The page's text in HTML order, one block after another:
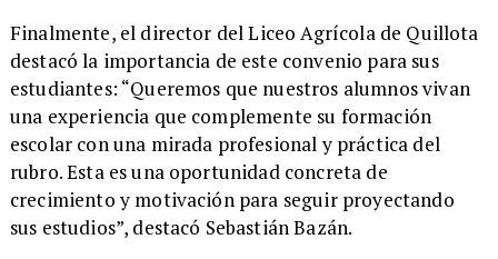
​Finalmente, el director del Liceo Agrícola de Quillota
destacó la importancia de este convenio para sus
estudiantes: “Queremos que nuestros alumnos vivan
una experiencia que complemente su formación
escolar con una mirada profesional y práctica del
rubro. Esta es una oportunidad concreta de
crecimiento y motivación para seguir proyectando
sus estudios”, destacó Sebastián Bazán.